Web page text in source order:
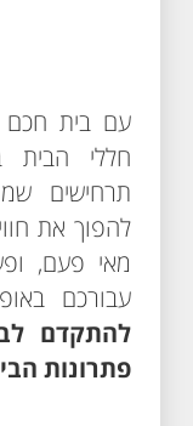
עם בית חכם
חללי הבית
תרחישים
להפוך את
מאי פעם,
עבורכם
להתקדם
פתרונות